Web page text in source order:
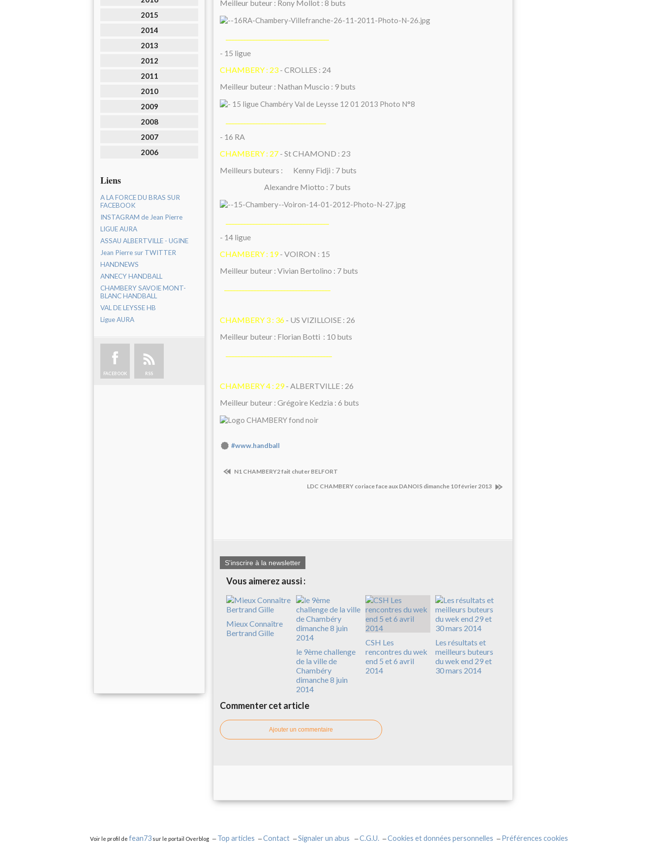
2015
2014
2013
2012
2011
2010
2009
2008
2007
2006
Liens
A LA FORCE DU BRAS SUR
FACEBOOK
INSTAGRAM de Jean Pierre
LIGUE AURA
ASSAU ALBERTVILLE - UGINE
Jean Pierre sur TWITTER
HANDNEWS
ANNECY HANDBALL
CHAMBERY SAVOIE MONT-
BLANC HANDBALL
VAL DE LEYSSE HB
Ligue AURA
FACEBOOK RSS
Meilleur buteur : Rony Mollot : 8 buts
- 15 ligue
CHAMBERY : 23 - CROLLES : 24
Meilleur buteur : Nathan Muscio : 9 buts
- 16 RA
CHAMBERY : 27 - St CHAMOND : 23
Meilleurs buteurs : Kenny Fidji : 7 buts
Alexandre Miotto : 7 buts
- 14 ligue
CHAMBERY : 19- VOIRON : 15
Meilleur buteur : Vivian Bertolino : 7 buts
CHAMBERY 3 : 36 - US VIZILLOISE : 26
Meilleur buteur : Florian Botti : 10 buts
CHAMBERY 4 : 29- ALBERTVILLE : 26
Meilleur buteur : Grégoire Kedzia : 6 buts
#www.handball
N1 CHAMBERY2 fait chuter BELFORT
LDC CHAMBERY coriace face aux DANOIS dimanche 10 février 2013
S'inscrire à la newsletter
Vous aimerez aussi :
Mieux Connaître
Bertrand Gille
le 9ème challenge
de la ville de
Chambéry
dimanche 8 juin
2014
CSH Les
rencontres du wek
end 5 et 6 avril
2014
Les résultats et
meilleurs buteurs
du wek end 29 et
30 mars 2014
Commenter cet article
Ajouter un commentaire
Voir le profil de fean73 sur le portail Overblog Top articles Contact Signaler un abus C.G.U. Cookies et données personnelles Préférences cookies